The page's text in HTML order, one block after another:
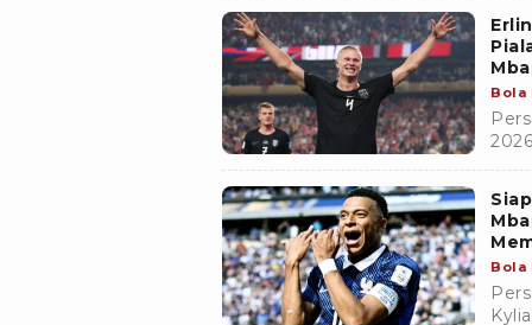
Bola
Bola